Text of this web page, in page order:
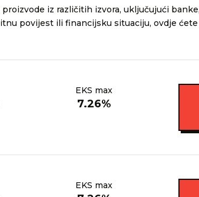
iz različitih izvora, uključujući
povijest ili financijsku situaciju, ovdje
EKS max
7.26%
EKS max